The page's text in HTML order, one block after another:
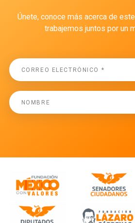
Únete, conoce más acerca de
trabajemos juntos por un